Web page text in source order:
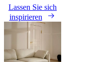
Lassen Sie sich
inspirieren